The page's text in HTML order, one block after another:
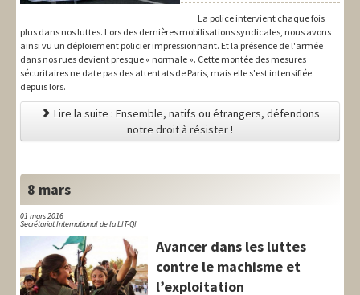
La police intervient chaque fois
plus dans nos luttes. Lors des dernières mobilisations syndicales, nous avons
ainsi vu un déploiement policier impressionnant. Et la présence de l'armée
dans nos rues devient presque « normale ». Cette montée des mesures
sécuritaires ne date pas des attentats de Paris, mais elle s'est intensifiée
depuis lors.
Lire la suite : Ensemble, natifs ou étrangers, défendons
notre droit à résister !
8 mars
01 mars 2016
Secrétariat International de la LIT-QI
Avancer dans les luttes
contre le machisme et
l’exploitation